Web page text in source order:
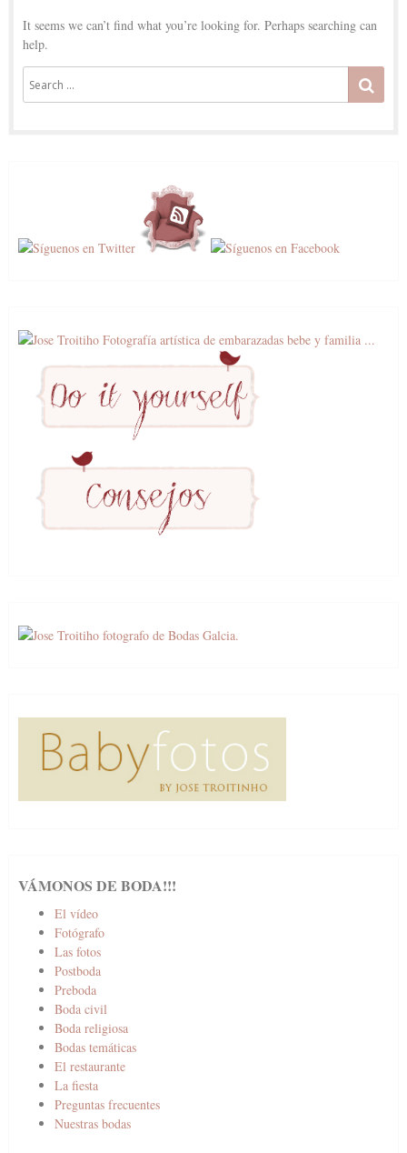
It seems we can’t find what you’re looking for. Perhaps searching can
help.
for:
VÁMONOS DE BODA!!!
El vídeo
Fotógrafo
Las fotos
Postboda
Preboda
Boda civil
Boda religiosa
Bodas temáticas
El restaurante
La fiesta
Preguntas frecuentes
Nuestras bodas